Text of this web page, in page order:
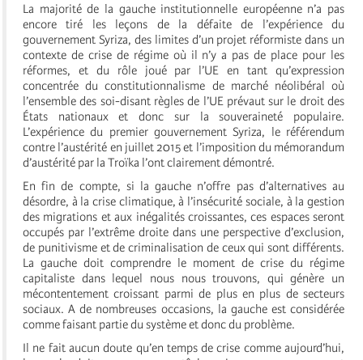
La majorité de la gauche institutionnelle européenne n’a pas
encore tiré les leçons de la défaite de l’expérience du
gouvernement Syriza, des limites d’un projet réformiste dans un
contexte de crise de régime où il n’y a pas de place pour les
réformes, et du rôle joué par l’UE en tant qu’expression
concentrée du constitutionnalisme de marché néolibéral où
l’ensemble des soi-disant règles de l’UE prévaut sur le droit des
États nationaux et donc sur la souveraineté populaire.
L’expérience du premier gouvernement Syriza, le référendum
contre l’austérité en juillet 2015 et l’imposition du mémorandum
d’austérité par la Troïka l’ont clairement démontré.
En fin de compte, si la gauche n’offre pas d’alternatives au
désordre, à la crise climatique, à l’insécurité sociale, à la gestion
des migrations et aux inégalités croissantes, ces espaces seront
occupés par l’extrême droite dans une perspective d’exclusion,
de punitivisme et de criminalisation de ceux qui sont différents.
La gauche doit comprendre le moment de crise du régime
capitaliste dans lequel nous nous trouvons, qui génère un
mécontentement croissant parmi de plus en plus de secteurs
sociaux. A de nombreuses occasions, la gauche est considérée
comme faisant partie du système et donc du problème.
Il ne fait aucun doute qu’en temps de crise comme aujourd’hui,